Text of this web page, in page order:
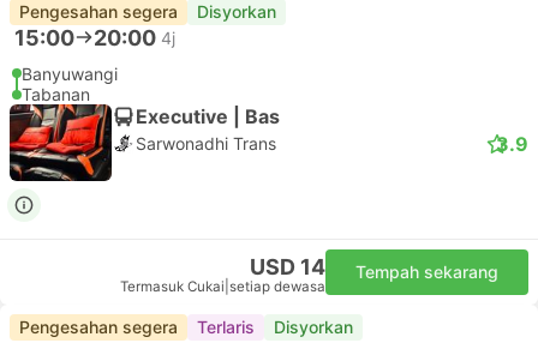
Pengesahan segera Disyorkan
15:00 20:00 4j
Banyuwangi
Tabanan
Executive | Bas
Sarwonadhi Trans 3.9
USD 14
Termasuk Cukai setiap dewasa
Tempah sekarang
Pengesahan segera Terlaris Disyorkan